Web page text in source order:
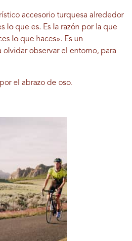
accesorio turquesa alrededor
lo que es. Es la razón por la que
lo que haces». Es un
olvidar observar el entorno, para
el abrazo de oso.